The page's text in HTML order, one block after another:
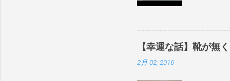
design
1″×18'1/
Qu...
そのボ
画をご
は、サ
内外の
【幸運な話】靴が無
2月 02, 2016